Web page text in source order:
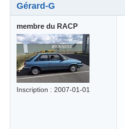
Gérard-G
membre du RACP
Inscription : 2007-01-01